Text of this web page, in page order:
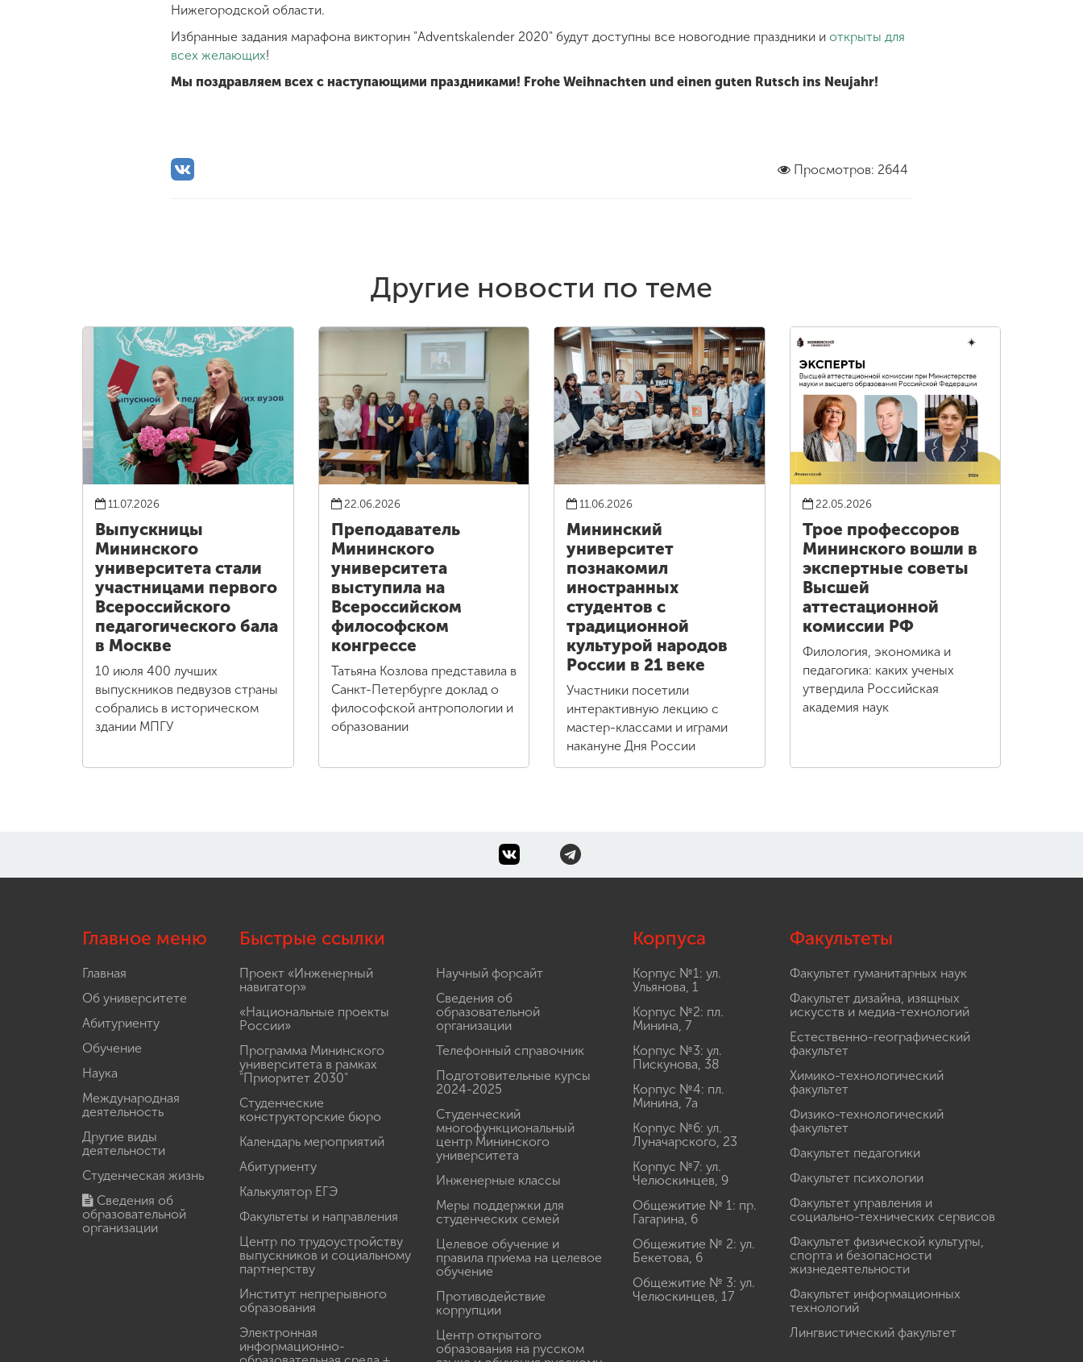
Нижегородской области.
Избранные задания марафона викторин "Adventskalender 2020" будут доступны все новогодние праздники и открыты для
всех желающих!
Мы поздравляем всех с наступающими праздниками! Frohe Weihnachten und einen guten Rutsch ins Neujahr!
Просмотров: 2644
Другие новости по теме
11.07.2026
Выпускницы
Мининского
университета стали
участницами первого
Всероссийского
педагогического бала
в Москве
10 июля 400 лучших
выпускников педвузов страны
собрались в историческом
здании МПГУ
22.06.2026
Преподаватель
Мининского
университета
выступила на
Всероссийском
философском
конгрессе
Татьяна Козлова представила в
Санкт-Петербурге доклад о
философской антропологии и
образовании
11.06.2026
Мининский
университет
познакомил
иностранных
студентов с
традиционной
культурой народов
России в 21 веке
Участники посетили
интерактивную лекцию с
мастер-классами и играми
накануне Дня России
22.05.2026
Трое профессоров
Мининского вошли в
экспертные советы
Высшей
аттестационной
комиссии РФ
Филология, экономика и
педагогика: каких ученых
утвердила Российская
академия наук
Главное меню
Главная
Об университете
Абитуриенту
Обучение
Наука
Международная
деятельность
Другие виды
деятельности
Студенческая жизнь
Сведения об
образовательной
организации
Быстрые ссылки
Проект «Инженерный
навигатор»
«Национальные проекты
России»
Программа Мининского
университета в рамках
"Приоритет 2030"
Студенческие
конструкторские бюро
Календарь мероприятий
Абитуриенту
Калькулятор ЕГЭ
Факультеты и направления
Центр по трудоустройству
выпускников и социальному
партнерству
Институт непрерывного
образования
Электронная
информационно-
Научный форсайт
Сведения об
образовательной
организации
Телефонный справочник
Подготовительные курсы
2024-2025
Студенческий
многофункциональный
центр Мининского
университета
Инженерные классы
Меры поддержки для
студенческих семей
Целевое обучение и
правила приема на целевое
обучение
Противодействие
коррупции
Центр открытого
образования на русском
Корпуса
Корпус №1: ул.
Ульянова, 1
Корпус №2: пл.
Минина, 7
Корпус №3: ул.
Пискунова, 38
Корпус №4: пл.
Минина, 7а
Корпус №6: ул.
Луначарского, 23
Корпус №7: ул.
Челюскинцев, 9
Общежитие № 1: пр.
Гагарина, 6
Общежитие № 2: ул.
Бекетова, 6
Общежитие № 3: ул.
Челюскинцев, 17
Факультеты
Факультет гуманитарных наук
Факультет дизайна, изящных
искусств и медиа-технологий
Естественно-географический
факультет
Химико-технологический
факультет
Физико-технологический
факультет
Факультет педагогики
Факультет психологии
Факультет управления и
социально-технических сервисов
Факультет физической культуры,
спорта и безопасности
жизнедеятельности
Факультет информационных
технологий
Лингвистический факультет